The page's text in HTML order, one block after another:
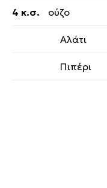
4 κ.σ. ούζο
Αλάτι
Πιπέρι